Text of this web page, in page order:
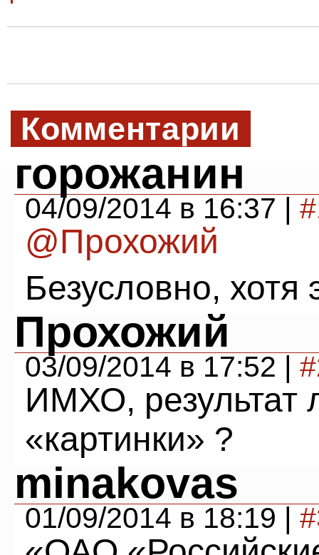
Комментарии
горожанин
04/09/2014 в 16:37 |
@Прохожий
Безусловно,
Прохожий
03/09/2014 в 17:52 |
ИМХО, результат
«картинки» ?
minakovas
01/09/2014 в 18:19 |